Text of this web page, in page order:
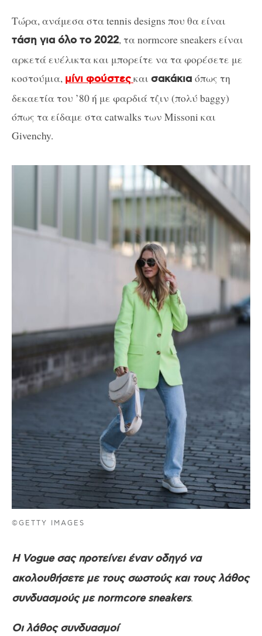
Τώρα, ανάμεσα στα tennis designs που θα είναι
τάση για όλο το 2022, τα normcore sneakers είναι
αρκετά ευέλικτα και μπορείτε να τα φορέσετε με
κοστούμια, μίνι φούστεςκαι σακάκια όπως τη
δεκαετία του ’80 ή με φαρδιά τζιν (πολύ baggy)
όπως τα είδαμε στα catwalks των Missoni και
Givenchy.
©GETTY IMAGES
Η Vogue σας προτείνει έναν οδηγό να
ακολουθήσετε με τους σωστούς και τους λάθος
συνδυασμούς με normcore sneakers.
Οι λάθος συνδυασμοί